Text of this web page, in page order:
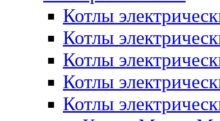
Котлы
Котлы
Котлы
Котлы
Котлы